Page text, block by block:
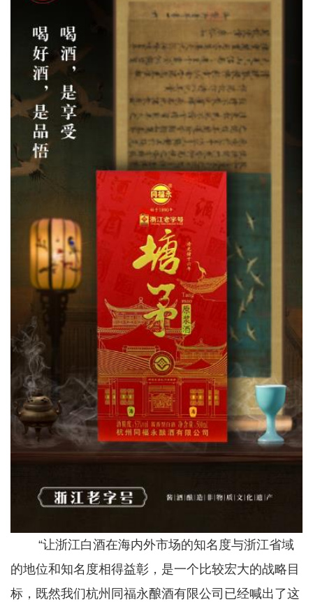
“让浙江白酒在海内外市场的知名度与浙江省域
的地位和知名度相得益彰，是一个比较宏大的战略目
标，既然我们杭州同福永酿酒有限公司已经喊出了这